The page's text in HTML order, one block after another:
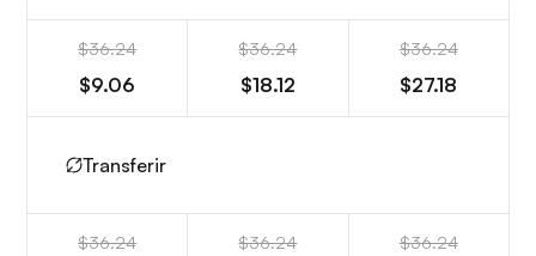
$36.24
$9.06
$36.24
$18.12
$36.24
$27.18
Transferir
$36.24 $36.24 $36.24